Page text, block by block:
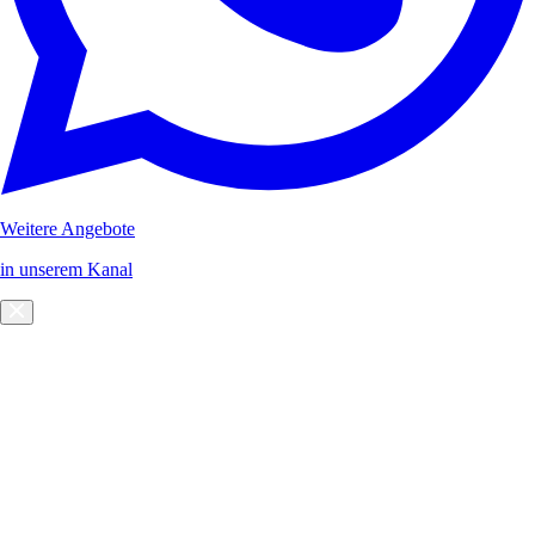
Weitere Angebote
in unserem Kanal